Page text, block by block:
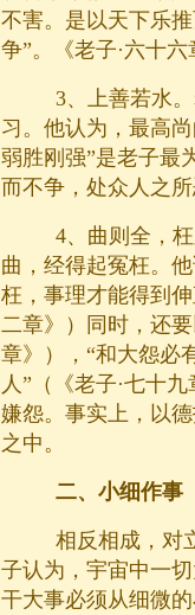
不害。是以天下乐
争”。《老子·六十六
3、上善若水。
习。他认为，最高
弱胜刚强”是老子最
而不争，处众人之所
4、曲则全，枉
曲，经得起冤枉。
枉，事理才能得到
二章》）同时，还
章》），“和大怨必
人”（《老子·七十
嫌怨。事实上，以
之中。
二、小细作事
相反相成，对立
子认为，宇宙中一
干大事必须从细微